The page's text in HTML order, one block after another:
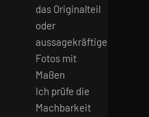
das Originalteil
oder
aussagekräftige
Fotos mit
Maßen
Ich prüfe die
Machbarkeit